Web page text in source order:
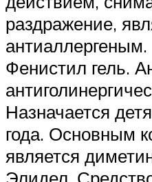
раздражение,
антиаллергеным.
Фенистил гель.
Назначается
года. Основным
является